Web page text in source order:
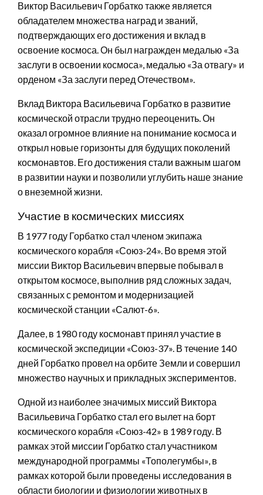
Виктор Васильевич Горбатко также является
обладателем множества наград и званий,
подтверждающих его достижения и вклад в
освоение космоса. Он был награжден медалью «За
заслуги в освоении космоса», медалью «За отвагу» и
орденом «За заслуги перед Отечеством».
Вклад Виктора Васильевича Горбатко в развитие
космической отрасли трудно переоценить. Он
оказал огромное влияние на понимание космоса и
открыл новые горизонты для будущих поколений
космонавтов. Его достижения стали важным шагом
в развитии науки и позволили углубить наше знание
о внеземной жизни.
Участие в космических миссиях
В 1977 году Горбатко стал членом экипажа
космического корабля «Союз-24». Во время этой
миссии Виктор Васильевич впервые побывал в
открытом космосе, выполнив ряд сложных задач,
связанных с ремонтом и модернизацией
космической станции «Салют-6».
Далее, в 1980 году космонавт принял участие в
космической экспедиции «Союз-37». В течение 140
дней Горбатко провел на орбите Земли и совершил
множество научных и прикладных экспериментов.
Одной из наиболее значимых миссий Виктора
Васильевича Горбатко стал его вылет на борт
космического корабля «Союз-42» в 1989 году. В
рамках этой миссии Горбатко стал участником
международной программы «Тополегумбы», в
рамках которой были проведены исследования в
области биологии и физиологии животных в